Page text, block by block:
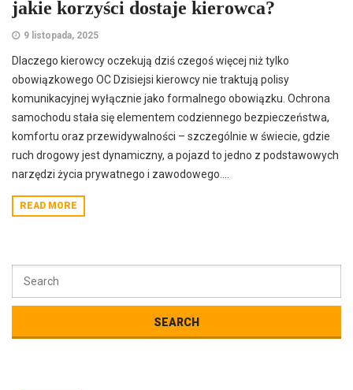
jakie korzyści dostaje kierowca?
9 listopada, 2025
Dlaczego kierowcy oczekują dziś czegoś więcej niż tylko
obowiązkowego OC Dzisiejsi kierowcy nie traktują polisy
komunikacyjnej wyłącznie jako formalnego obowiązku. Ochrona
samochodu stała się elementem codziennego bezpieczeństwa,
komfortu oraz przewidywalności – szczególnie w świecie, gdzie
ruch drogowy jest dynamiczny, a pojazd to jedno z podstawowych
narzędzi życia prywatnego i zawodowego....
READ MORE